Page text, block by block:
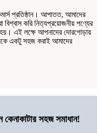
প্রতিষ্ঠান। আপাতত, আমাদের
বিশ্বাস করি নিত্যপ্রয়োজনীয় পণ্যের
এই লক্ষে আপনাদের দোরগোড়ায়
একটু সহজ করাই আমাদের
কেনাকাটার সহজ সমাধান!